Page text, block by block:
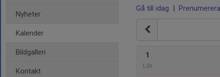
Nyheter
Kalender
Bildgalleri
Kontakt
Gå till idag | Prenumerera
1
Lör